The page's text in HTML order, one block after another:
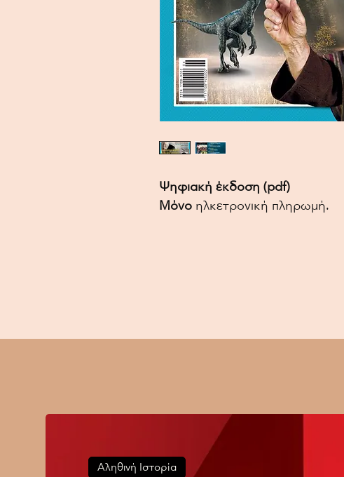
Ψηφιακή έκδοση (pdf)
Μόνο ηλκετρονική πληρωμή.
Αληθινή Ιστορία